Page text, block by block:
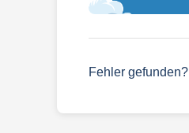
Fehler gefunden?